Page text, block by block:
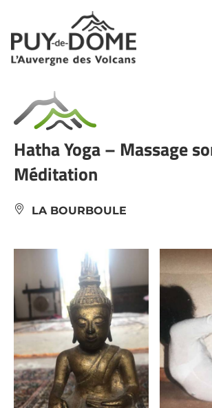
Panneau de gestion des cookies
Hatha Yoga – Massage
Méditation
LA BOURBOULE